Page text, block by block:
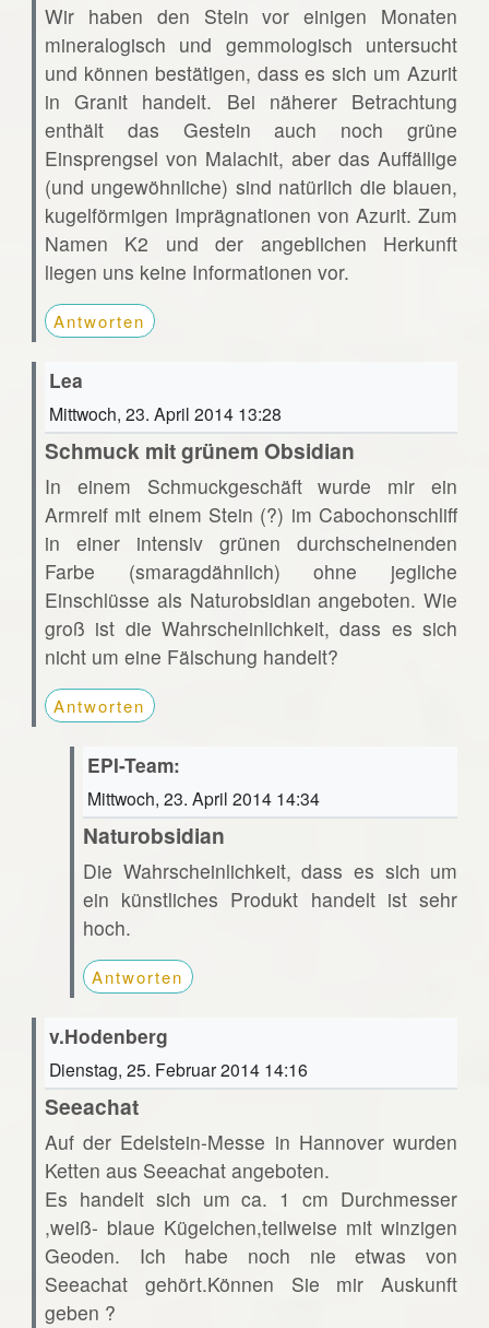
Wir haben den Stein vor einigen Monaten
mineralogisch und gemmologisch untersucht
und können bestätigen, dass es sich um Azurit
in Granit handelt. Bei näherer Betrachtung
enthält das Gestein auch noch grüne
Einsprengsel von Malachit, aber das Auffällige
(und ungewöhnliche) sind natürlich die blauen,
kugelförmigen Imprägnationen von Azurit. Zum
Namen K2 und der angeblichen Herkunft
liegen uns keine Informationen vor.
Antworten
Lea
Mittwoch, 23. April 2014 13:28
Schmuck mit grünem Obsidian
In einem Schmuckgeschäft wurde mir ein
Armreif mit einem Stein (?) im Cabochonschliff
in einer intensiv grünen durchscheinenden
Farbe (smaragdähnlich) ohne jegliche
Einschlüsse als Naturobsidian angeboten. Wie
groß ist die Wahrscheinlichkeit, dass es sich
nicht um eine Fälschung handelt?
Antworten
EPI-Team:
Mittwoch, 23. April 2014 14:34
Naturobsidian
Die Wahrscheinlichkeit, dass es sich um
ein künstliches Produkt handelt ist sehr
hoch.
Antworten
v.Hodenberg
Dienstag, 25. Februar 2014 14:16
Seeachat
Auf der Edelstein-Messe in Hannover wurden
Ketten aus Seeachat angeboten.
Es handelt sich um ca. 1 cm Durchmesser
,weiß- blaue Kügelchen,teilweise mit winzigen
Geoden. Ich habe noch nie etwas von
Seeachat gehört.Können Sie mir Auskunft
geben ?